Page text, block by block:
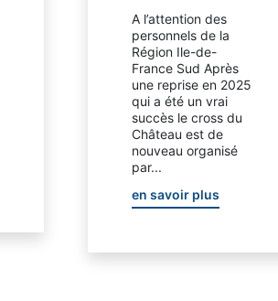
A l’attention des
personnels de la
Région Ile-de-
France Sud Après
une reprise en 2025
qui a été un vrai
succès le cross du
Château est de
nouveau organisé
par...
en savoir plus